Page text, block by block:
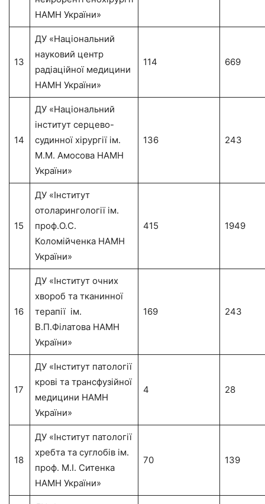
НАМН України»
13
ДУ «Національний
науковий центр
радіаційної медицини
НАМН України»
114 669
14
ДУ «Національний
інститут серцево-
судинної хірургії ім.
М.М. Амосова НАМН
України»
136 243
15
ДУ «Інститут
отоларингології ім.
проф.О.С.
Коломійченка НАМН
України»
415 1949
16
ДУ «Інститут очних
хвороб та тканинної
терапії ім.
В.П.Філатова НАМН
України»
169 243
17
ДУ «Інститут патології
крові та трансфузійної
медицини НАМН
України»
4 28
18
ДУ «Інститут патології
хребта та суглобів ім.
проф. М.І. Ситенка
НАМН України»
70 139